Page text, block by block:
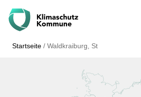
Startseite /Waldkraiburg, St